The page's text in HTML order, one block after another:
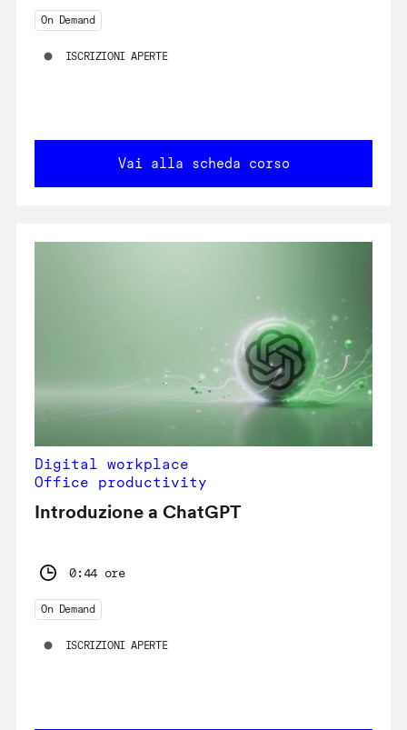
On Demand
ISCRIZIONI APERTE
Vai alla scheda corso
Digital workplace
Office productivity
Introduzione a ChatGPT
0:44 ore
On Demand
ISCRIZIONI APERTE